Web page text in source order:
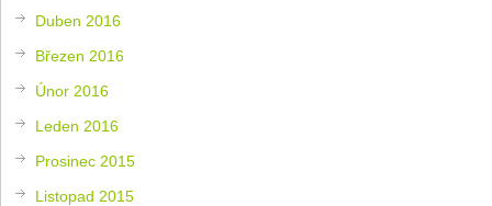
Duben 2016
Březen 2016
Únor 2016
Leden 2016
Prosinec 2015
Listopad 2015